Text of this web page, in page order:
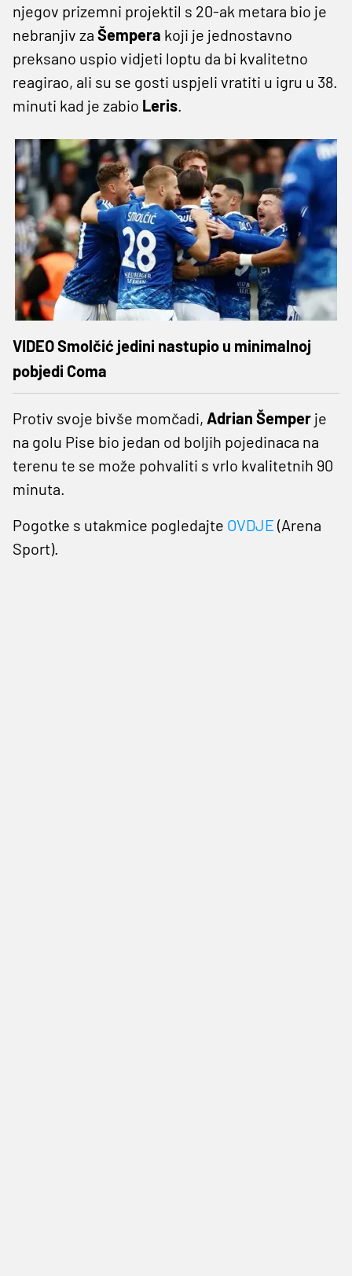
njegov prizemni projektil s 20-ak metara bio je
nebranjiv za Šempera koji je jednostavno
preksano uspio vidjeti loptu da bi kvalitetno
reagirao, ali su se gosti uspjeli vratiti u igru u 38.
minuti kad je zabio Leris.
VIDEO Smolčić jedini nastupio u minimalnoj
pobjedi Coma
Protiv svoje bivše momčadi, Adrian Šemper je
na golu Pise bio jedan od boljih pojedinaca na
terenu te se može pohvaliti s vrlo kvalitetnih 90
minuta.
Pogotke s utakmice pogledajte OVDJE (Arena
Sport).